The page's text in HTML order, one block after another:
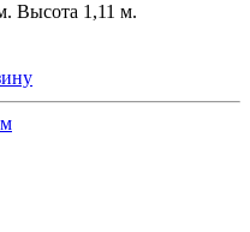
Высота 1,11 м.